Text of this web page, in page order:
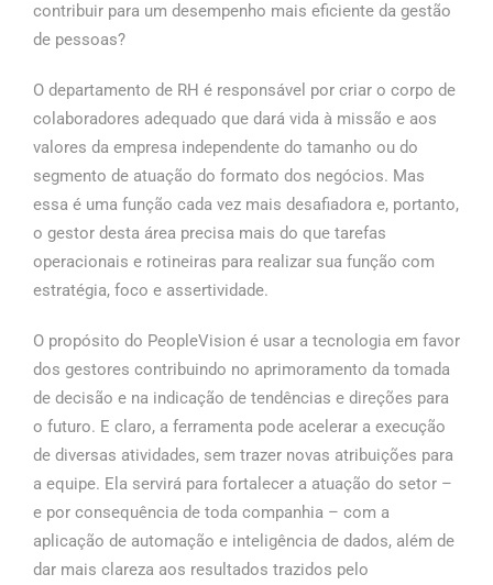
contribuir para um desempenho mais eficiente da gestão
de pessoas?
O departamento de RH é responsável por criar o corpo de
colaboradores adequado que dará vida à missão e aos
valores da empresa independente do tamanho ou do
segmento de atuação do formato dos negócios. Mas
essa é uma função cada vez mais desafiadora e, portanto,
o gestor desta área precisa mais do que tarefas
operacionais e rotineiras para realizar sua função com
estratégia, foco e assertividade.
O propósito do PeopleVision é usar a tecnologia em favor
dos gestores contribuindo no aprimoramento da tomada
de decisão e na indicação de tendências e direções para
o futuro. E claro, a ferramenta pode acelerar a execução
de diversas atividades, sem trazer novas atribuições para
a equipe. Ela servirá para fortalecer a atuação do setor –
e por consequência de toda companhia – com a
aplicação de automação e inteligência de dados, além de
dar mais clareza aos resultados trazidos pelo